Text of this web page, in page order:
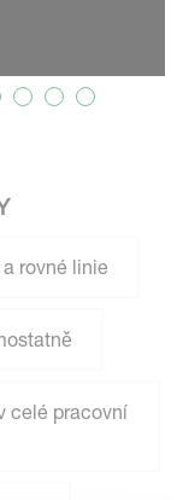
rovné linie
celé pracovní